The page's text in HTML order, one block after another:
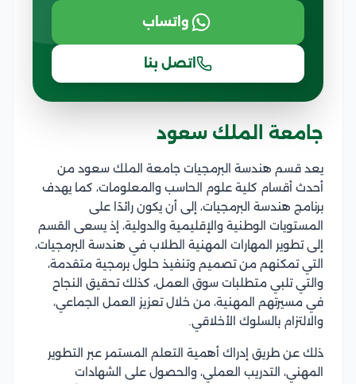
واتساب
اتصل بنا
جامعة الملك سعود
يعد قسم هندسة البرمجيات جامعة الملك سعود من
أحدث أقسام كلية علوم الحاسب والمعلومات، كما يهدف
برنامج هندسة البرمجيات، إلى أن يكون رائدًا على
المستويات الوطنية والإقليمية والدولية، إذ يسعى القسم
إلى تطوير المهارات المهنية الطلاب في هندسة البرمجيات،
التي تمكنهم من تصميم وتنفيذ حلول برمجية متقدمة،
والتي تلبي متطلبات سوق العمل، كذلك تحقيق النجاح
في مسيرتهم المهنية، من خلال تعزيز العمل الجماعي،
والالتزام بالسلوك الأخلاقي.
ذلك عن طريق إدراك أهمية التعلم المستمر عبر التطوير
المهني، التدريب العملي، والحصول على الشهادات